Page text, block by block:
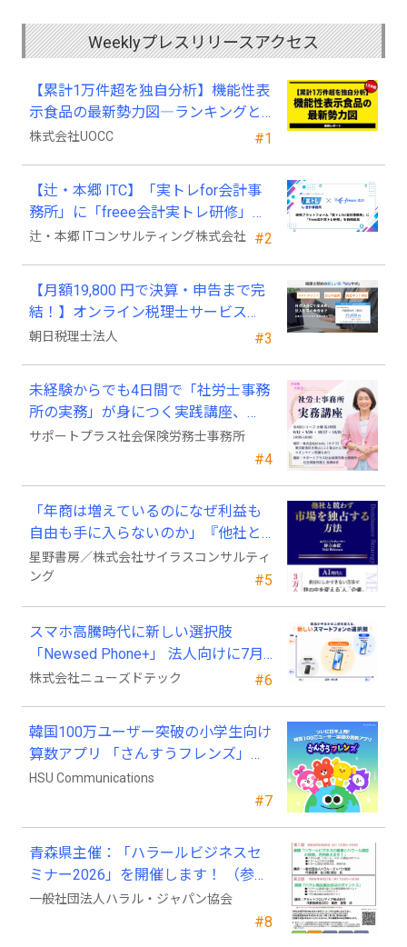
Weeklyプレスリリースアクセス
#1
【累計1万件超を独自分析】機能性表
示食品の最新勢力図―ランキングと
2025年4月以降の変化
株式会社UOCC
#2
【辻・本郷 ITC】「実トレfor会計事
務所」に「freee会計実トレ研修」を
新規追加
辻・本郷 ITコンサルティング株式会社
#3
【月額19,800 円で決算・申告まで完
結！】オンライン税理士サービス
「Wiz サポ」
朝日税理士法人
#4
未経験からでも4日間で「社労士事務
所の実務」が身につく実践講座、
2026年9月開講
サポートプラス社会保険労務士事務所
#5
「年商は増えているのになぜ利益も
自由も手に入らないのか」『他社と
競わず 市場を独占する方法』発売
星野書房／株式会社サイラスコンサルティ
ング
#6
スマホ高騰時代に新しい選択肢
「Newsed Phone+」 法人向けに7月
23日から販売開始
株式会社ニューズドテック
#7
韓国100万ユーザー突破の小学生向け
算数アプリ 「さんすうフレンズ」、
ついに日本上陸!
HSU Communications
#8
青森県主催：「ハラールビジネスセ
ミナー2026」を開催します！ （参加
費無料）
一般社団法人ハラル・ジャパン協会